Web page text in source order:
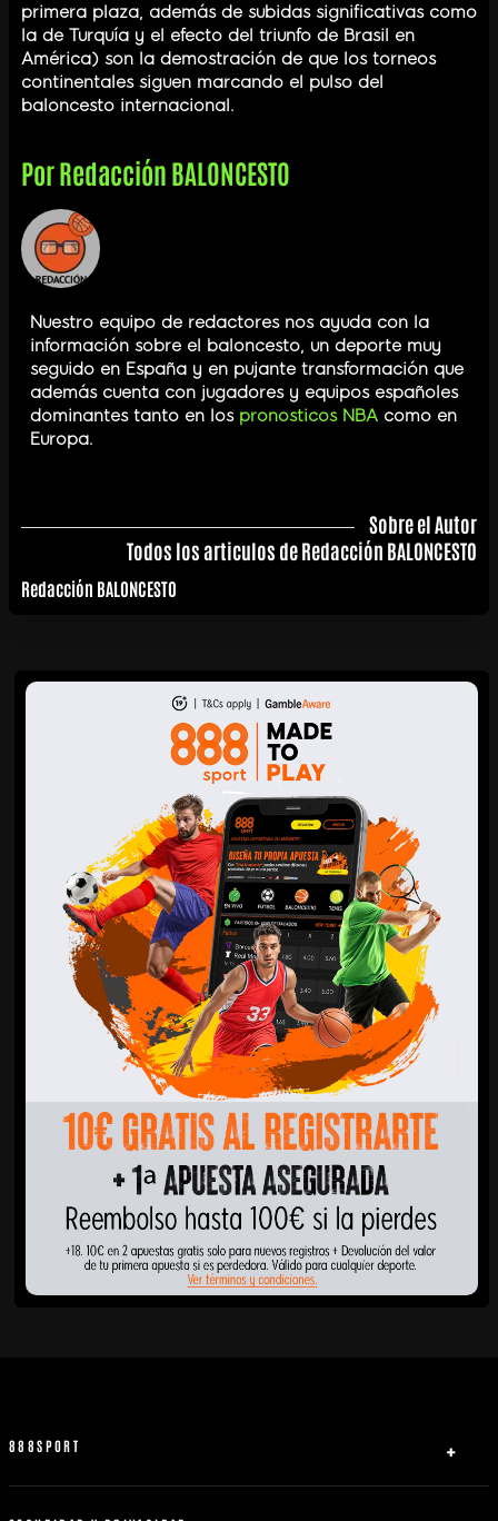
primera plaza, además de subidas significativas como
la de Turquía y el efecto del triunfo de Brasil en
América) son la demostración de que los torneos
continentales siguen marcando el pulso del
baloncesto internacional.
PorRedacción BALONCESTO
Nuestro equipo de redactores nos ayuda con la
información sobre el baloncesto, un deporte muy
seguido en España y en pujante transformación que
además cuenta con jugadores y equipos españoles
dominantes tanto en los pronosticos NBA como en
Europa.
Sobre el Autor
Todos los articulos de Redacción BALONCESTO
Redacción BALONCESTO
888SPORT
Quiénes somos
Ayuda